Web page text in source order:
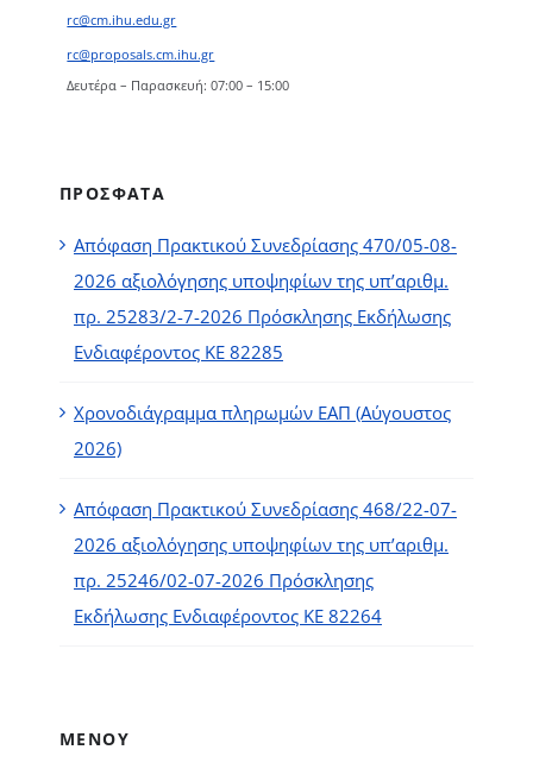
rc@cm.ihu.edu.gr
rc@proposals.cm.ihu.gr
Δευτέρα – Παρασκευή: 07:00 – 15:00
ΠΡΟΣΦΑΤΑ
Απόφαση Πρακτικού Συνεδρίασης 470/05-08-
2026 αξιολόγησης υποψηφίων της υπ’αριθμ.
πρ. 25283/2-7-2026 Πρόσκλησης Εκδήλωσης
Ενδιαφέροντος ΚΕ 82285
Χρονοδιάγραμμα πληρωμών ΕΑΠ (Αύγουστος
2026)
Απόφαση Πρακτικού Συνεδρίασης 468/22-07-
2026 αξιολόγησης υποψηφίων της υπ’αριθμ.
πρ. 25246/02-07-2026 Πρόσκλησης
Εκδήλωσης Ενδιαφέροντος ΚΕ 82264
ΜΕΝΟΥ